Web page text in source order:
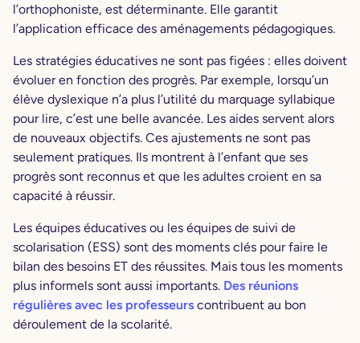
l’orthophoniste, est déterminante. Elle garantit
l’application efficace des aménagements pédagogiques.
Les stratégies éducatives ne sont pas figées : elles doivent
évoluer en fonction des progrès. Par exemple, lorsqu’un
élève dyslexique n’a plus l’utilité du marquage syllabique
pour lire, c’est une belle avancée. Les aides servent alors
de nouveaux objectifs. Ces ajustements ne sont pas
seulement pratiques. Ils montrent à l’enfant que ses
progrès sont reconnus et que les adultes croient en sa
capacité à réussir.
Les équipes éducatives ou les équipes de suivi de
scolarisation (ESS) sont des moments clés pour faire le
bilan des besoins ET des réussites. Mais tous les moments
plus informels sont aussi importants. Des réunions
régulières avec les professeurs contribuent au bon
déroulement de la scolarité.